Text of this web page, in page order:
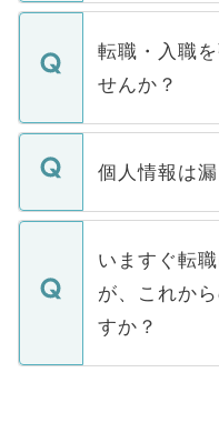
ます。通常、5
いただきます
い。
マイナビ
うち約3割は
けない「非公
下記の理由に
ません。
■応募殺到を
関を公にして
に、医療機関
みを人材紹介
ています。
転職・入職
せんか？
転職・入職を
ん。また、仮
定を承諾する
の辞退の連絡
ますので、ご
個人情報は
個人情報が漏
で、ご安心く
などで収集し
ご本人のキャ
支援を目的に
ているすべて
いますぐ転
が、これか
すか？